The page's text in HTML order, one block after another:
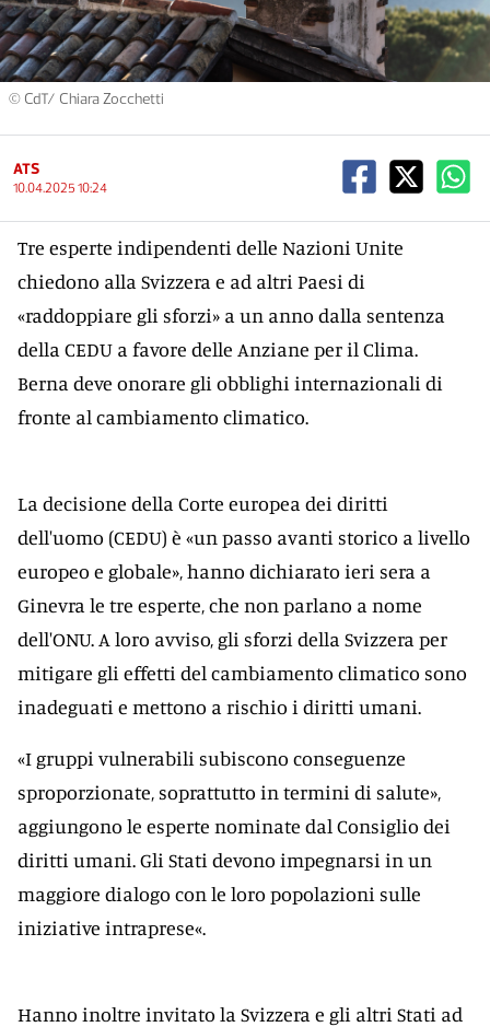
© CdT/ Chiara Zocchetti
ATS
10.04.2025 10:24
Tre esperte indipendenti delle Nazioni Unite
chiedono alla Svizzera e ad altri Paesi di
«raddoppiare gli sforzi» a un anno dalla sentenza
della CEDU a favore delle Anziane per il Clima.
Berna deve onorare gli obblighi internazionali di
fronte al cambiamento climatico.
La decisione della Corte europea dei diritti
dell'uomo (CEDU) è «un passo avanti storico a livello
europeo e globale», hanno dichiarato ieri sera a
Ginevra le tre esperte, che non parlano a nome
dell'ONU. A loro avviso, gli sforzi della Svizzera per
mitigare gli effetti del cambiamento climatico sono
inadeguati e mettono a rischio i diritti umani.
«I gruppi vulnerabili subiscono conseguenze
sproporzionate, soprattutto in termini di salute»,
aggiungono le esperte nominate dal Consiglio dei
diritti umani. Gli Stati devono impegnarsi in un
maggiore dialogo con le loro popolazioni sulle
iniziative intraprese«.
Hanno inoltre invitato la Svizzera e gli altri Stati ad